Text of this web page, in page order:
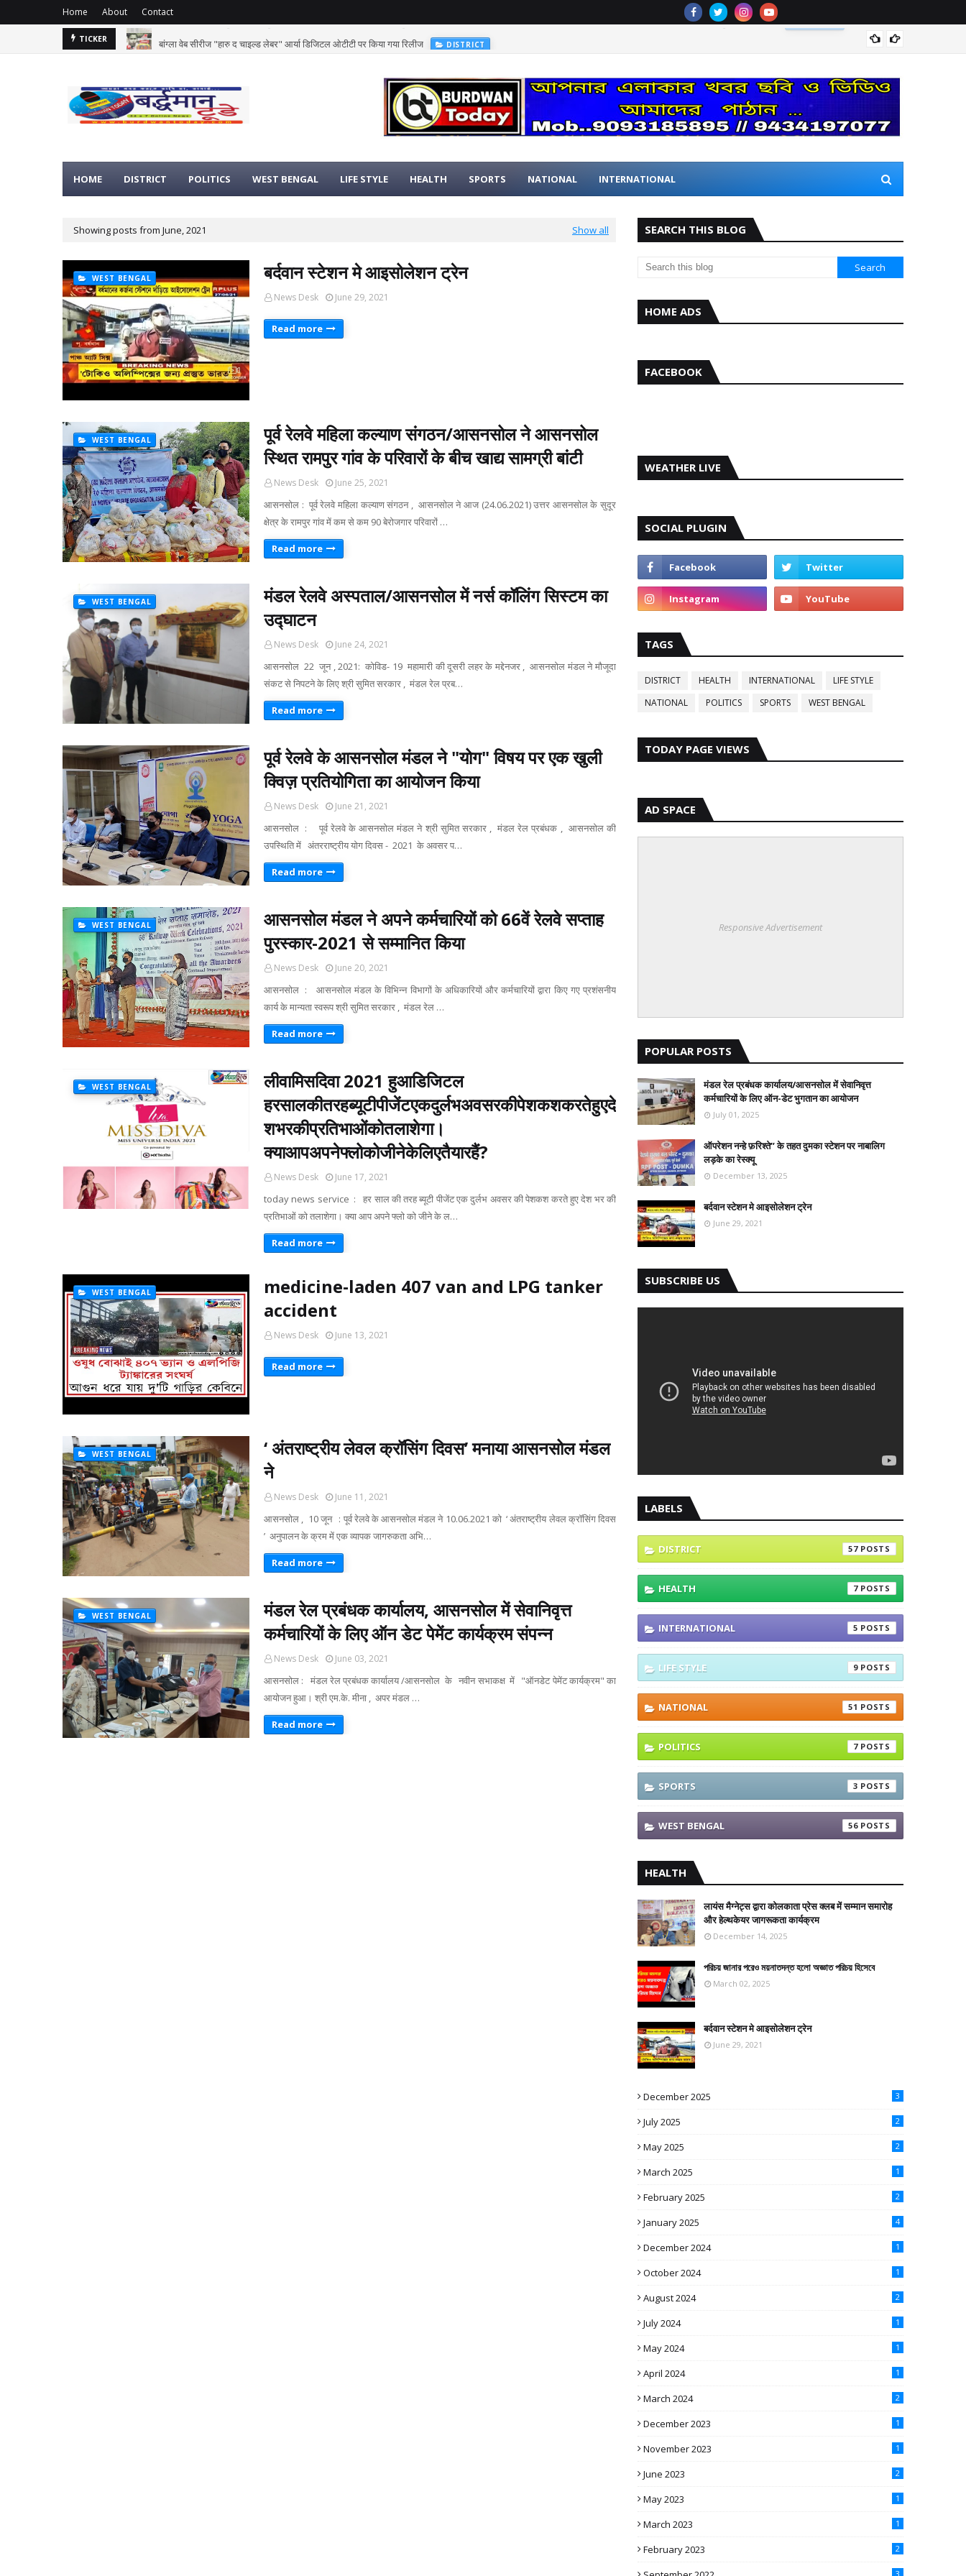
Home About Contact
TICKER बांग्ला वेब सीरीज "हारु द चाइल्ड लेबर" आर्या डिजिटल ओटीटी पर किया गया रिलीज DISTRICT
HOME DISTRICT POLITICS WEST BENGAL LIFE STYLE HEALTH SPORTS NATIONAL INTERNATIONAL
Showing posts from June, 2021 Show all
WEST BENGAL बर्दवान स्टेशन मे आइसोलेशन ट्रेन
News Desk June 29, 2021
Read more
WEST BENGAL
पूर्व रेलवे महिला कल्याण संगठन/आसनसोल ने आसनसोल
स्थित रामपुर गांव के परिवारों के बीच खाद्य सामग्री बांटी
News Desk June 25, 2021
आसनसोल : पूर्व रेलवे महिला कल्याण संगठन , आसनसोल ने आज (24.06.2021) उत्तर आसनसोल के सुदूर
क्षेत्र के रामपुर गांव में कम से कम 90 बेरोजगार परिवारों …
Read more
WEST BENGAL
मंडल रेलवे अस्पताल/आसनसोल में नर्स कॉलिंग सिस्टम का
उद्घाटन
News Desk June 24, 2021
आसनसोल 22 जून , 2021: कोविड- 19 महामारी की दूसरी लहर के मद्देनजर , आसनसोल मंडल ने मौजूदा
संकट से निपटने के लिए श्री सुमित सरकार , मंडल रेल प्रब…
Read more
पूर्व रेलवे के आसनसोल मंडल ने "योग" विषय पर एक खुली
क्विज़ प्रतियोगिता का आयोजन किया
News Desk June 21, 2021
आसनसोल : पूर्व रेलवे के आसनसोल मंडल ने श्री सुमित सरकार , मंडल रेल प्रबंधक , आसनसोल की
उपस्थिति में अंतरराष्ट्रीय योग दिवस - 2021 के अवसर प…
Read more
WEST BENGAL
आसनसोल मंडल ने अपने कर्मचारियों को 66वें रेलवे सप्ताह
पुरस्कार-2021 से सम्मानित किया
News Desk June 20, 2021
आसनसोल : आसनसोल मंडल के विभिन्न विभागों के अधिकारियों और कर्मचारियों द्वारा किए गए प्रशंसनीय
कार्य के मान्यता स्वरूप श्री सुमित सरकार , मंडल रेल …
Read more
WEST BENGAL
लीवामिसदिवा 2021 हुआडिजिटल
हरसालकीतरहब्यूटीपीजेंटएकदुर्लभअवसरकीपेशकशकरतेहुएदे
शभरकीप्रतिभाओंकोतलाशेगा।
क्याआपअपनेफ्लोकोजीनेकेलिएतैयारहैं?
News Desk June 17, 2021
today news service : हर साल की तरह ब्यूटी पीजेंट एक दुर्लभ अवसर की पेशकश करते हुए देश भर की
प्रतिभाओं को तलाशेगा। क्या आप अपने फ्लो को जीने के ल…
Read more
WEST BENGAL
medicine-laden 407 van and LPG tanker
accident
News Desk June 13, 2021
Read more
WEST BENGAL
‘ अंतराष्‍ट्रीय लेवल क्रॉसिंग दिवस’ मनाया आसनसोल मंडल
ने
News Desk June 11, 2021
आसनसोल , 10 जून : पूर्व रेलवे के आसनसोल मंडल ने 10.06.2021 को ‘ अंतराष्‍ट्रीय लेवल क्रॉसिंग दिवस
’ अनुपालन के क्रम में एक व्‍यापक जागरुकता अभि…
Read more
WEST BENGAL
मंडल रेल प्रबंधक कार्यालय, आसनसोल में सेवानिवृत्त
कर्मचारियों के लिए ऑन डेट पेमेंट कार्यक्रम संपन्न
News Desk June 03, 2021
आसनसोल : मंडल रेल प्रबंधक कार्यालय /आसनसोल के नवीन सभाकक्ष में "ऑनडेट पेमेंट कार्यक्रम" का
आयोजन हुआ। श्री एम.के. मीना , अपर मंडल …
Read more
SEARCH THIS BLOG
HOME ADS
FACEBOOK
WEATHER LIVE
SOCIAL PLUGIN
TAGS
DISTRICT HEALTH INTERNATIONAL
LIFE STYLE
NATIONAL
POLITICS SPORTS WEST BENGAL
TODAY PAGE VIEWS
AD SPACE
Responsive Advertisement
POPULAR POSTS
मंडल रेल प्रबंधक कार्यालय/आसनसोल में सेवानिवृत्त
कर्मचारियों के लिए ऑन-डेट भुगतान का आयोजन
July 01, 2025
ऑपरेशन नन्हे फ़रिश्ते” के तहत दुमका स्टेशन पर नाबालिग
लड़के का रेस्क्यू
December 13, 2025
बर्दवान स्टेशन मे आइसोलेशन ट्रेन
June 29, 2021
SUBSCRIBE US
LABELS
DISTRICT 57
HEALTH 7
INTERNATIONAL 5
LIFE STYLE 9
NATIONAL 51
POLITICS 7
SPORTS 3
WEST BENGAL 56
HEALTH
लायंस मैग्नेट्स द्वारा कोलकाता प्रेस क्लब में सम्मान समारोह
और हेल्थकेयर जागरूकता कार्यक्रम
December 14, 2025
পরিচয় জানার পরেও ময়নাতদন্ত হলো অজ্ঞাত পরিচয় হিসেবে
March 02, 2025
बर्दवान स्टेशन मे आइसोलेशन ट्रेन
June 29, 2021
December 2025 3
July 2025 2
May 2025 2
March 2025 1
February 2025 2
January 2025 4
December 2024 1
October 2024 1
August 2024 2
July 2024 1
May 2024 1
April 2024 1
March 2024 2
December 2023 1
November 2023 1
June 2023 2
May 2023 1
March 2023 1
February 2023 2
3